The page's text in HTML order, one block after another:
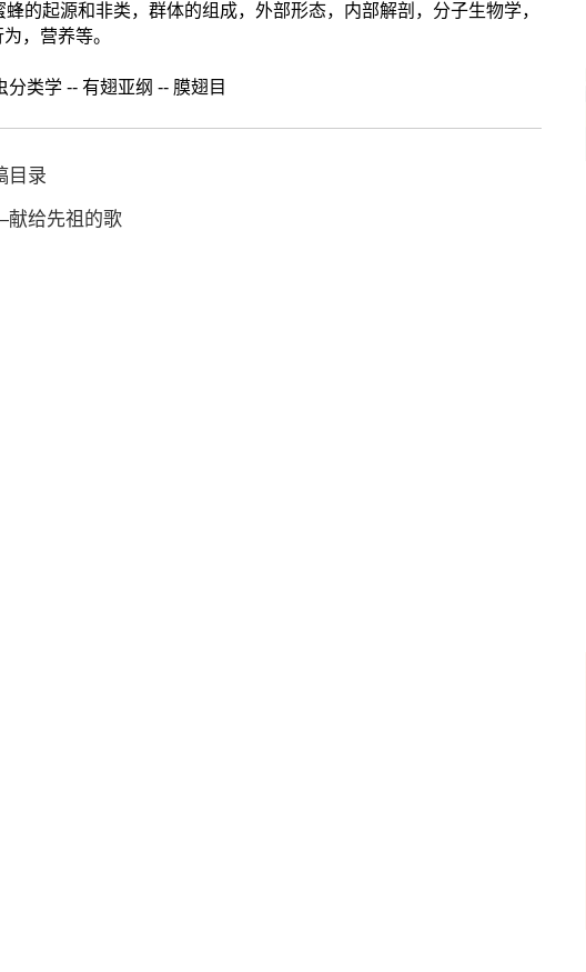
的起源和非类，群体的组成，外部形态，内部解剖，分子生物学，
，营养等。
分类学 -- 有翅亚纲 -- 膜翅目
目录
给先祖的歌